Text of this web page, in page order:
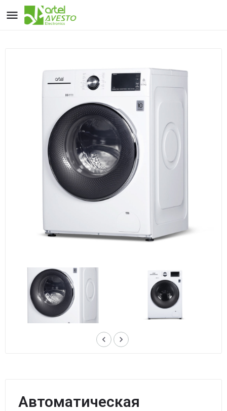
keyboard_arrow_left keyboard_arrow_right
Автоматическая